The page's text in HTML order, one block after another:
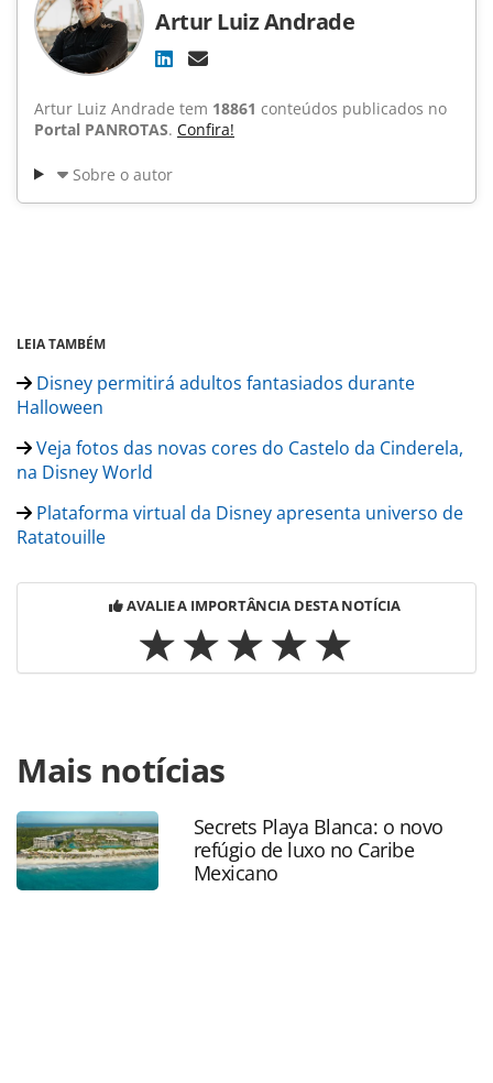
Artur Luiz Andrade
Artur Luiz Andrade tem 18861 conteúdos publicados no
Portal PANROTAS. Confira!
Sobre o autor
LEIA TAMBÉM
Disney permitirá adultos fantasiados durante
Halloween
Veja fotos das novas cores do Castelo da Cinderela,
na Disney World
Plataforma virtual da Disney apresenta universo de
Ratatouille
AVALIE A IMPORTÂNCIA DESTA NOTÍCIA
https://www.panrotas.com.br/destinos/parques-
tematicos/2020/08/disney-prepara-serie-de-tutoriais-para-
os-agentes-de-viagens-do-brasil_176243.html ou as
ferramentas oferecidas na página. Todo o conteúdo
produzido pela PANROTAS Editora é protegido pela
legislação brasileira sobre direito autoral. Não reproduza o
Mais notícias
Secrets Playa Blanca: o novo
refúgio de luxo no Caribe
Mexicano